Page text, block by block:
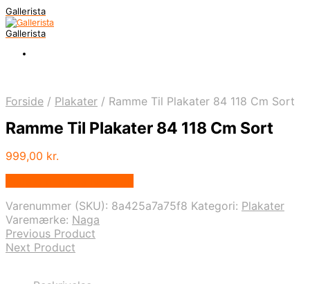
Gallerista
Gallerista
Forside / Plakater / Ramme Til Plakater 84 118 Cm Sort
Ramme Til Plakater 84 118 Cm Sort
999,00 kr.
Varenummer (SKU): 8a425a7a75f8 Kategori: Plakater
Varemærke: Naga
Previous Product
Next Product